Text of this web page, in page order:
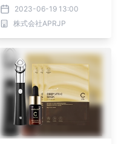
ビ悩みにアプローチする
「レッドアクネセラム」新
登場！発売記念で最大5
2023-06-19 13:00
株式会社APRJP